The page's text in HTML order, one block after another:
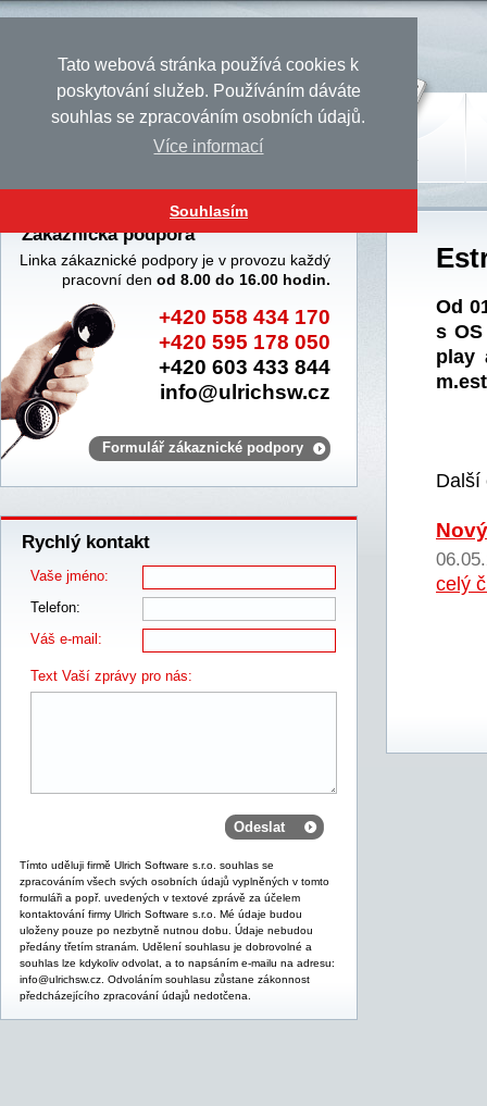
Tato webová stránka používá cookies k
poskytování služeb. Používáním dáváte
souhlas se zpracováním osobních údajů.
Více informací
Souhlasím
Od
s
play
Další
celý
Zákaznická podpora
Linka zákaznické podpory je v provozu každý
pracovní den od 8.00 do 16.00 hodin.
+420 558 434 170
+420 595 178 050
+420 603 433 844
info@ulrichsw.cz
Formulář zákaznické podpory
Rychlý kontakt
Vaše jméno:
Telefon:
Váš e-mail:
Text Vaší zprávy pro nás:
Tímto uděluji firmě Ulrich Software s.r.o. souhlas se
zpracováním všech svých osobních údajů vyplněných v tomto
formuláři a popř. uvedených v textové zprávě za účelem
kontaktování firmy Ulrich Software s.r.o. Mé údaje budou
uloženy pouze po nezbytně nutnou dobu. Údaje nebudou
předány třetím stranám. Udělení souhlasu je dobrovolné a
souhlas lze kdykoliv odvolat, a to napsáním e-mailu na adresu:
info@ulrichsw.cz. Odvoláním souhlasu zůstane zákonnost
předcházejícího zpracování údajů nedotčena.
Služby